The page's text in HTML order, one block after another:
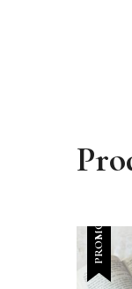
PROMO !